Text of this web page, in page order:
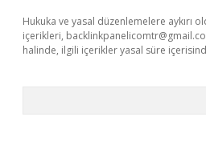
Hukuka ve yasal düzenlemelere aykırı
içerikleri,
halinde, ilgili içerikler yasal süre